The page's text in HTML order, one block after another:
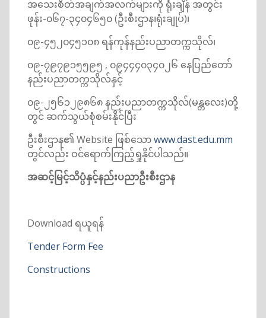
အသေးစိတ်အချက်အလက်များကို ရုံးချိန် အတွင်း
ဖုန်း-၀၆၇-၃၄၀၄၆၅၀ (ဦးစီးဌာန၊ရုံးချုပ်)၊
၀၉-၄၅၂၀၄၅၁၀၈ ရန်ကုန်နည်းပညာတက္ကသိုလ်၊
၀၉-၇၉၇၉၁၅၅၉၅ , ၀၉၄၄၄၀၃၄၀၂၆ နေပြည်တော်
နည်းပညာတက္ကသိုလ်နှင့်
၀၉-၂၅၆၁၂၉၈၆၈ နည်းပညာတက္ကသိုလ်(မန္တလေး)တို့
တွင် ဆက်သွယ်စုံစမ်းနိုင်ပြီး
ဦးစီးဌာန၏ Website ဖြစ်သောwww.dast.edu.mm
တွင်လည်း ဝင်ရောက်ကြည့်ရှုနိုင်ပါသည်။
အဆင့်မြင့်သိပ္ပံနှင့်နည်းပညာဦးစီးဌာန
Download ရယူရန်
Tender Form Fee
Constructions